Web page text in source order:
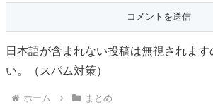
日本語が含まれない投稿は無視されます
い。（スパム対策）
ホーム まとめ